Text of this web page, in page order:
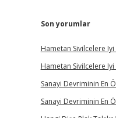
Son yorumlar
Hametan Sivilcelere Iyi
Hametan Sivilcelere Iyi
Sanayi Devriminin En
Sanayi Devriminin En